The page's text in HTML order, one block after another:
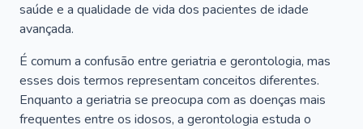
saúde e a qualidade de vida dos pacientes de idade
avançada.
É comum a confusão entre geriatria e gerontologia, mas
esses dois termos representam conceitos diferentes.
Enquanto a geriatria se preocupa com as doenças mais
frequentes entre os idosos, a gerontologia estuda o